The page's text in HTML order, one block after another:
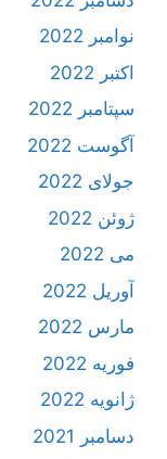
نوامبر 2022
اکتبر 2022
سپتامبر 2022
آگوست 2022
جولای 2022
ژوئن 2022
می 2022
آوریل 2022
مارس 2022
فوریه 2022
ژانویه 2022
دسامبر 2021